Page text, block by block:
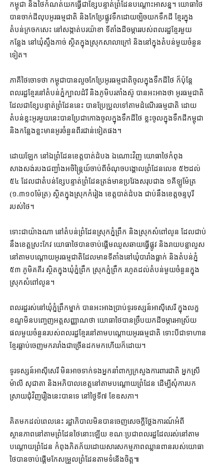
កម្ពុជា និង​ថៃ​កំណត់​យក​ធ្វើជា​ខ្សែបន្ទាត់​ព្រំដែន​បណ្ដោះអាសន្ន​។ យោធា​ថៃ​
បាន​ចាក់​ដី​លុប​អូរ​ធម្មជាតិ និង​កែប្រែ​ផ្លូវទឹក​ដោយ​ច្បិច​យក​ទឹកដី ខ្មែរ​ក្នុង​
តំបន់​ក្រចកសេះ នៅ​សង្កាត់​បរ​យ៉ាខា ទីតាំង​ដីចម្ការ​របស់​ពលរដ្ឋ​ខ្មែរ​មួយ​
កន្លែង នៅ​ឃុំ​ស្ទឹង​កាច់ ស្ថិត​ក្នុង​ស្រុក​សាលា​ក្រៅ និង​នៅក្នុង​តំបន់​មួយ​ចំនួន​
ទៀត។
ភាគី​ថៃ​ចោទ​ថា កម្ពុជា​បាន​លួច​កែប្រែ​អូរ​ធម្មជាតិ​ចូលក្នុង​ទឹកដី​ថៃ ក៏ប៉ុន្តែ​
ពលរដ្ឋ​ខ្មែរ​នៅ​តំបន់ភ្នំ​ក្បាលដំរី និង​ភូមិ​បរតាំង​ស៊ូ បាន​អះអាង​ថា អូរ​ធម្មជាតិ​
ដែល​ជា​ខ្សែបន្ទាត់​ព្រំដែន​នេះ បាន​​ប្រែប្រួល​ទៅតាម​ដំណើរ​ធម្មជាតិ ដោយ​
តំបន់​ខ្លះ​អូរ​មួយ​នេះ​បាន​ប្រែជា​កោង​ចូលក្នុង​ទឹកដី​ថៃ ខ្លះ​ចូលក្នុង​ទឹកដី​កម្ពុជា
និង​កន្លែង​ខ្លះ​មាន​អូរ​ចំនួន​ពីរ​ជាន់​ទៀត​ផង។
ដោយឡែក នៅ​ឯ​ព្រំដែន​ខេត្តបាត់ដំបង ឯណោះ​វិញ យោធា​ថៃ​កំពុង​
សាងសង់​របង​ជញ្ជាំង​អចិន្ត្រៃយ៍​ចាប់ពី​ចំណុច​បង្គោល​ព្រំដែន​លេខ ៥២​ដល់​
៥៤ ដែល​ជា​តំបន់​ខ្សែបន្ទាត់​ព្រំដែន​ត្រង់​មាន​ប្រវែង​សរុប​ជាង ១​គីឡូម៉ែត្រ​
(១.៣១០​ម៉ែត្រ​) ស្ថិត​ក្នុង​ស្រុក​កំរៀង ខេត្តបាត់ដំបង ជាប់​នឹង​ខេត្ត​ចន្ទ​បុរី
របស់​ថៃ។
ទោះជា​យ៉ាងណា នៅ​តំបន់​ព្រំដែន​ស្រុក​ភ្នំព្រឹក និង​ស្រុក​សំពៅ​លូន ដែល​ជាប់​
នឹង​ខេត្ត​ស្រះកែវ យោធា​ថៃ​បាន​ចាប់ផ្ដើម​ឈូស​ឆាយ​ធ្វើ​ផ្លូវ និង​រាយ​បន្លា​លួស
នៅ​តាម​បណ្ដោយ​អូរ​ធម្មជាតិ​ដែល​មាន​ទីតាំងនៅ​ឃុំ​បារាំង​ធ្លាក់ និង​តំបន់​ភ្នំ​
៥៣ ភូមិ​គគីរ ស្ថិត​ក្នុង​ឃុំ​ភ្នំព្រឹក ស្រុក​ភ្នំព្រឹក រហូតដល់​តំបន់​មួយចំនួន​ក្នុង​
ស្រុក​សំពៅ​លូន។
ពលរដ្ឋ​រស់នៅ​ឃុំ​ភ្នំព្រឹក​ម្នាក់ បាន​អះអាង​ប្រាប់​ទូរទស្សន៍​អាស៊ីសេរី ក្នុង​លក្ខ
ខណ្ឌ​មិន​បញ្ចេញ​អត្តសញ្ញាណ​ថា យោធា​ថៃ​បាន​ច្រឹប​យក​ដីចម្ការ​អាស្រ័យ​
ផល​មួយចំនួន​របស់​ពលរដ្ឋ​ខ្មែរ​នៅ​តាម​បណ្ដោយ​អូរ​ធម្មជាតិ ទោះបីជា​ទាហាន​
ខ្មែរ​ធ្លាប់​ចេញ​មក​រារាំង​ជាច្រើន​ដក​មក​ហើយ​ក៏ដោយ។
ទូរទស្សន៍​អាស៊ីសេរី មិនអាច​ទាក់ទង​អ្នកនាំពាក្យ​ក្រសួងការពារជាតិ អ្នកស្រី
ម៉ាលី សុជាតា និង​អភិបាលខេត្ត​នៅ​តាម​បណ្ដោយ​ព្រំដែន ដើម្បី​សុំ​ការ​បក
ស្រាយ​ជុំវិញ​រឿង​នេះ​បាន​ទេ នៅ​ថ្ងៃទី​៧ ខែ​ឧសភា។
គិត​មកដល់ពេលនេះ រដ្ឋាភិបាល​មិនបាន​ចេញ​សេចក្ដីថ្លែងការណ៍​អំពី​
ស្ថានភាព​នៅ​តាម​ព្រំដែន​ថៃ​នោះ​ឡើយ ខណៈ​ប្រជាពលរដ្ឋ​ដែល​រស់​នៅ​តាម​
បណ្ដោយ​ព្រំដែន កំពុង​ភិតភ័យ​ដោយសារ​សកម្មភាព​ឈ្លានពាន​របស់​យោធា​
ថៃ​បាន​ចាប់ផ្ដើម​កែសម្រួល​ព្រំដែន​តាម​ទំនើងចិត្ត៕